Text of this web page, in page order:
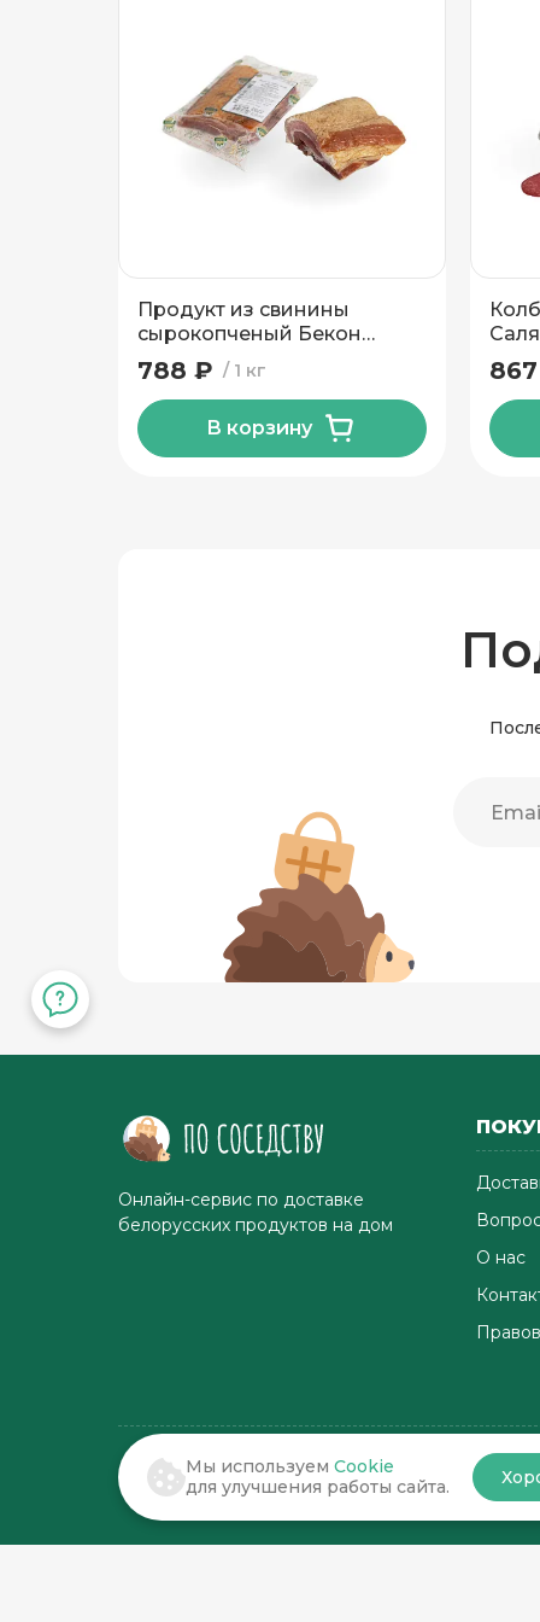
Продукт из свинины
сырокопченый Бекон
Изысканный Калинковичи
МК
1 кг
788 ₽
В корзину
Онлайн-сервис по доставке
белорусских продуктов на дом
О нас
© 2022-2026 . По соседству
Мы используем Cookie
для улучшения работы сайта.